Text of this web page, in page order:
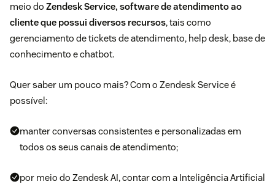
meio do Zendesk Service, software de atendimento ao
cliente que possui diversos recursos, tais como
gerenciamento de tickets de atendimento, help desk, base de
conhecimento e chatbot.
Quer saber um pouco mais? Com o Zendesk Service é
possível:
manter conversas consistentes e personalizadas em
todos os seus canais de atendimento;
por meio do Zendesk AI, contar com a Inteligência Artificial